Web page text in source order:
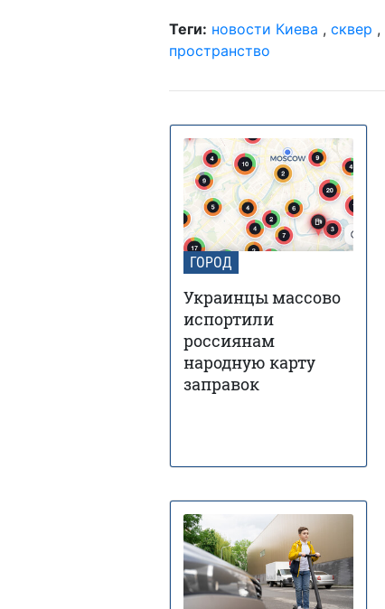
Теги: новости Киева , сквер ,
пространство
ГОРОД
Украинцы массово
испортили
россиянам
народную карту
заправок